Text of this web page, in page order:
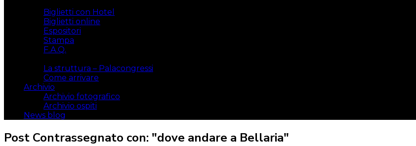
Biglietti con Hotel
Biglietti online
Espositori
Stampa
F.A.Q.
La struttura – Palacongressi
Come arrivare
Archivio
Archivio fotografico
Archivio ospiti
News blog
Post Contrassegnato con: "dove andare a Bellaria"